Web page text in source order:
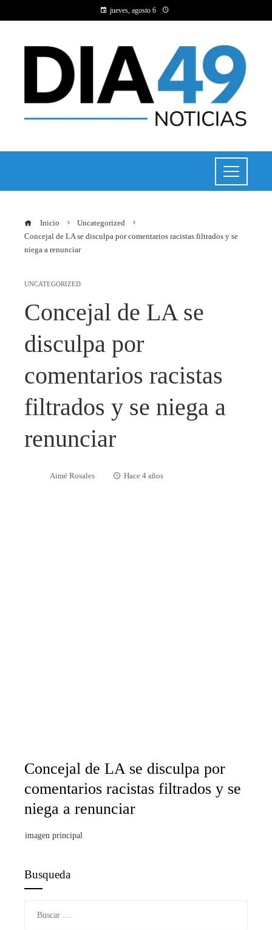
jueves, agosto 6
Inicio
Uncategorized
Concejal de LA se disculpa por comentarios racistas filtrados y se
niega a renunciar
UNCATEGORIZED
Concejal de LA se
disculpa por
comentarios racistas
filtrados y se niega a
renunciar
Aimé Rosales Hace 4 años
Concejal de LA se disculpa por
comentarios racistas filtrados y se
niega a renunciar
imagen principal
Busqueda